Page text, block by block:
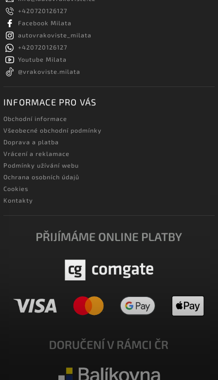
+420720126127
Facebook Milata
autovrakoviste_milata
+420720126127
Youtube Milata
@vrakoviste.milata
INFORMACE PRO VÁS
Obchodní informace
Všeobecné obchodní podmínky
Doprava a platba
Vrácení a reklamace
Podmínky užívání webu
Ochrana osobních údajů
Cookies
Kontakty